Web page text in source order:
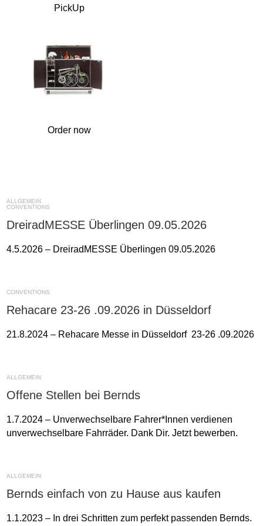
PickUp
Order now
ALLGEMEIN
CONVENTIONS
DreiradMESSE Überlingen 09.05.2026
4.5.2026 – DreiradMESSE Überlingen 09.05.2026
CONVENTIONS
Rehacare 23-26 .09.2026 in Düsseldorf
21.8.2024 – Rehacare Messe in Düsseldorf 23-26 .09.2026
ALLGEMEIN
Offene Stellen bei Bernds
1.7.2024 – Unverwechselbare Fahrer*Innen verdienen
unverwechselbare Fahrräder. Dank Dir. Jetzt bewerben.
ALLGEMEIN
Bernds einfach von zu Hause aus kaufen
1.1.2023 – In drei Schritten zum perfekt passenden Bernds.